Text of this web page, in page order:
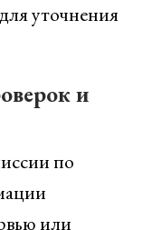
уточнения
и
по
или